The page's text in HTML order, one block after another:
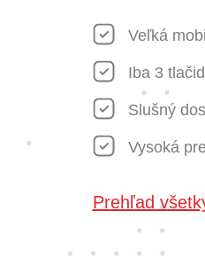
Veľká
Iba 3
Slušný
Vysoká
Prehľad